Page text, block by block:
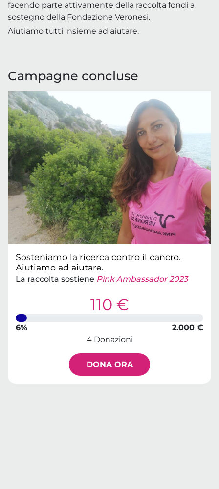
facendo parte attivamente della raccolta fondi a
sostegno della Fondazione Veronesi.
Aiutiamo tutti insieme ad aiutare.
Campagne concluse
Sosteniamo la ricerca contro il cancro.
Aiutiamo ad aiutare.
La raccolta sostiene Pink Ambassador 2023
110 €
6%
2.000 €
4 Donazioni
DONA ORA